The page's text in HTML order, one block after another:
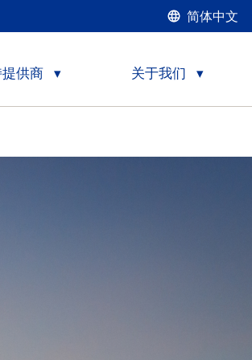
简体中文
供商 关于我们